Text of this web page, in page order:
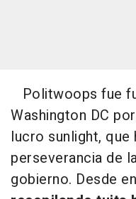
Politwoops fue
Washington DC
lucro sunlight, que
perseverancia de
gobierno. Desde